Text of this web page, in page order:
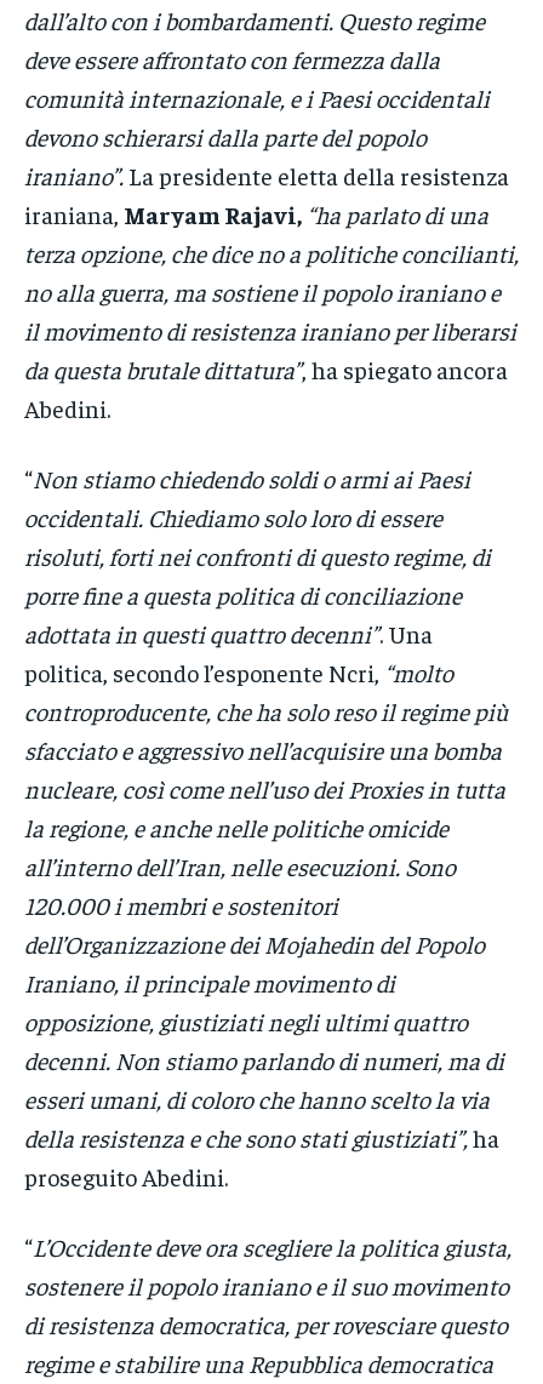
dall’alto con i bombardamenti. Questo regime
deve essere affrontato con fermezza dalla
comunità internazionale, e i Paesi occidentali
devono schierarsi dalla parte del popolo
iraniano”. La presidente eletta della resistenza
iraniana, Maryam Rajavi, “ha parlato di una
terza opzione, che dice no a politiche concilianti,
no alla guerra, ma sostiene il popolo iraniano e
il movimento di resistenza iraniano per liberarsi
da questa brutale dittatura”, ha spiegato ancora
Abedini.
“Non stiamo chiedendo soldi o armi ai Paesi
occidentali. Chiediamo solo loro di essere
risoluti, forti nei confronti di questo regime, di
porre fine a questa politica di conciliazione
adottata in questi quattro decenni”. Una
politica, secondo l’esponente Ncri, “molto
controproducente, che ha solo reso il regime più
sfacciato e aggressivo nell’acquisire una bomba
nucleare, così come nell’uso dei Proxies in tutta
la regione, e anche nelle politiche omicide
all’interno dell’Iran, nelle esecuzioni. Sono
120.000 i membri e sostenitori
dell’Organizzazione dei Mojahedin del Popolo
Iraniano, il principale movimento di
opposizione, giustiziati negli ultimi quattro
decenni. Non stiamo parlando di numeri, ma di
esseri umani, di coloro che hanno scelto la via
della resistenza e che sono stati giustiziati”,ha
proseguito Abedini.
“L’Occidente deve ora scegliere la politica giusta,
sostenere il popolo iraniano e il suo movimento
di resistenza democratica, per rovesciare questo
regime e stabilire una Repubblica democratica